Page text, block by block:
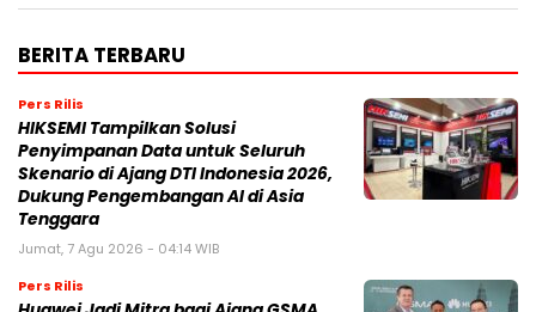
BERITA TERBARU
Pers Rilis
HIKSEMI Tampilkan Solusi
Penyimpanan Data untuk Seluruh
Skenario di Ajang DTI Indonesia 2026,
Dukung Pengembangan AI di Asia
Tenggara
Jumat, 7 Agu 2026 - 04:14 WIB
Pers Rilis